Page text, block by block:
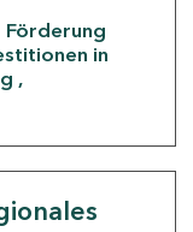
Förderung
in